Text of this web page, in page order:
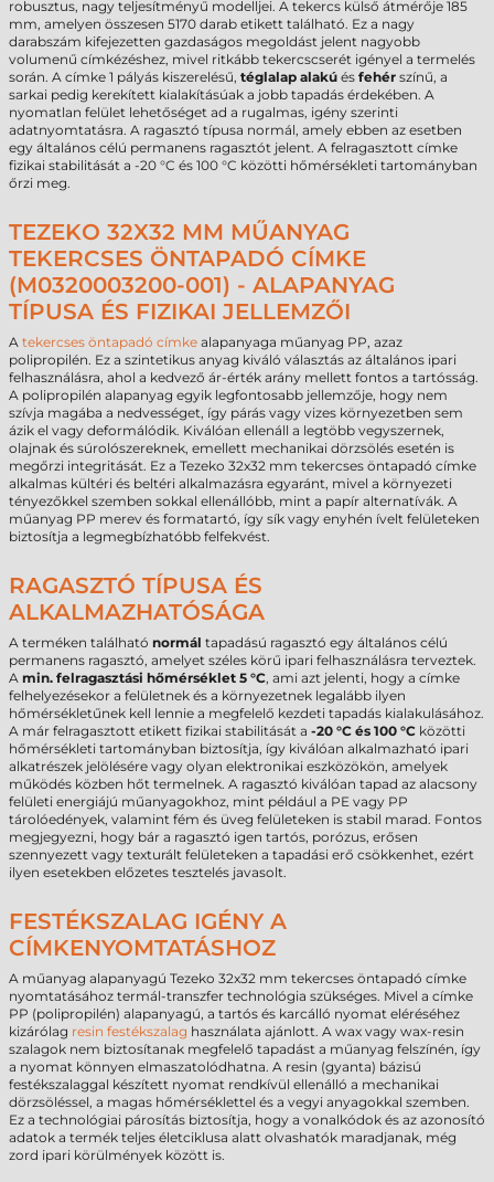
robusztus, nagy teljesítményű modelljei. A tekercs külső átmérője 185
mm, amelyen összesen 5170 darab etikett található. Ez a nagy
darabszám kifejezetten gazdaságos megoldást jelent nagyobb
volumenű címkézéshez, mivel ritkább tekercscserét igényel a termelés
során. A címke 1 pályás kiszerelésű, téglalap alakú és fehér színű, a
sarkai pedig kerekített kialakításúak a jobb tapadás érdekében. A
nyomatlan felület lehetőséget ad a rugalmas, igény szerinti
adatnyomtatásra. A ragasztó típusa normál, amely ebben az esetben
egy általános célú permanens ragasztót jelent. A felragasztott címke
fizikai stabilitását a -20 °C és 100 °C közötti hőmérsékleti tartományban
őrzi meg.
TEZEKO 32X32 MM MŰANYAG
TEKERCSES ÖNTAPADÓ CÍMKE
(M0320003200-001) - ALAPANYAG
TÍPUSA ÉS FIZIKAI JELLEMZŐI
A tekercses öntapadó címke alapanyaga műanyag PP, azaz
polipropilén. Ez a szintetikus anyag kiváló választás az általános ipari
felhasználásra, ahol a kedvező ár-érték arány mellett fontos a tartósság.
A polipropilén alapanyag egyik legfontosabb jellemzője, hogy nem
szívja magába a nedvességet, így párás vagy vizes környezetben sem
ázik el vagy deformálódik. Kiválóan ellenáll a legtöbb vegyszernek,
olajnak és súrolószereknek, emellett mechanikai dörzsölés esetén is
megőrzi integritását. Ez a Tezeko 32x32 mm tekercses öntapadó címke
alkalmas kültéri és beltéri alkalmazásra egyaránt, mivel a környezeti
tényezőkkel szemben sokkal ellenállóbb, mint a papír alternatívák. A
műanyag PP merev és formatartó, így sík vagy enyhén ívelt felületeken
biztosítja a legmegbízhatóbb felfekvést.
RAGASZTÓ TÍPUSA ÉS
ALKALMAZHATÓSÁGA
A terméken található normál tapadású ragasztó egy általános célú
permanens ragasztó, amelyet széles körű ipari felhasználásra terveztek.
A min. felragasztási hőmérséklet 5 °C, ami azt jelenti, hogy a címke
felhelyezésekor a felületnek és a környezetnek legalább ilyen
hőmérsékletűnek kell lennie a megfelelő kezdeti tapadás kialakulásához.
A már felragasztott etikett fizikai stabilitását a -20 °C és 100 °C közötti
hőmérsékleti tartományban biztosítja, így kiválóan alkalmazható ipari
alkatrészek jelölésére vagy olyan elektronikai eszközökön, amelyek
működés közben hőt termelnek. A ragasztó kiválóan tapad az alacsony
felületi energiájú műanyagokhoz, mint például a PE vagy PP
tárolóedények, valamint fém és üveg felületeken is stabil marad. Fontos
megjegyezni, hogy bár a ragasztó igen tartós, porózus, erősen
szennyezett vagy texturált felületeken a tapadási erő csökkenhet, ezért
ilyen esetekben előzetes tesztelés javasolt.
FESTÉKSZALAG IGÉNY A
CÍMKENYOMTATÁSHOZ
A műanyag alapanyagú Tezeko 32x32 mm tekercses öntapadó címke
nyomtatásához termál-transzfer technológia szükséges. Mivel a címke
PP (polipropilén) alapanyagú, a tartós és karcálló nyomat eléréséhez
kizárólag resin festékszalag használata ajánlott. A wax vagy wax-resin
szalagok nem biztosítanak megfelelő tapadást a műanyag felszínén, így
a nyomat könnyen elmaszatolódhatna. A resin (gyanta) bázisú
festékszalaggal készített nyomat rendkívül ellenálló a mechanikai
dörzsöléssel, a magas hőmérséklettel és a vegyi anyagokkal szemben.
Ez a technológiai párosítás biztosítja, hogy a vonalkódok és az azonosító
adatok a termék teljes életciklusa alatt olvashatók maradjanak, még
zord ipari körülmények között is.